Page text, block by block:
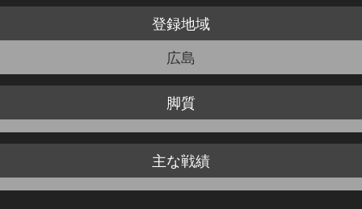
登録地域
広島
脚質
主な戦績